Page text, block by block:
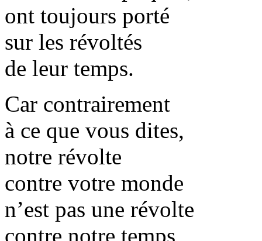
ont toujours porté
sur les révoltés
de leur temps.
Car contrairement
à ce que vous dites,
notre révolte
contre votre monde
n’est pas une révolte
contre notre temps,